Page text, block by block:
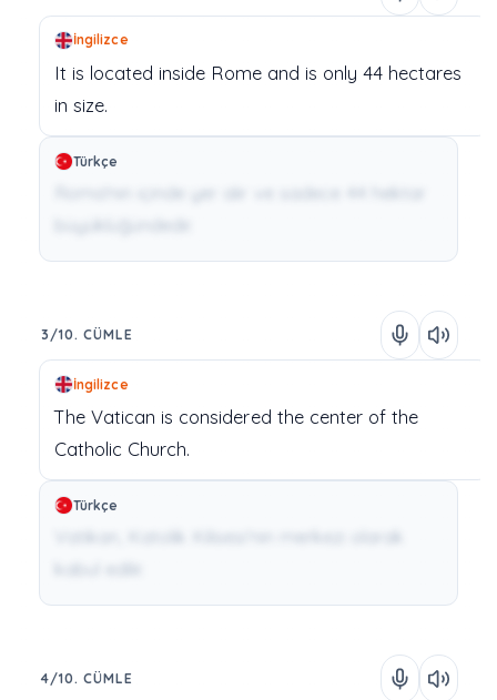
İngilizce
It is located inside Rome and is only 44 hectares
in size.
Türkçe
3/10. CÜMLE
İngilizce
The Vatican is considered the center ofthe
Catholic Church.
Türkçe
4/10. CÜMLE